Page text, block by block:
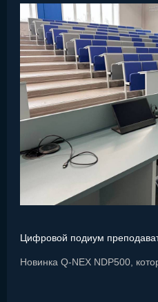
Цифровой подиум
Новинка Q-NEX NDP500,